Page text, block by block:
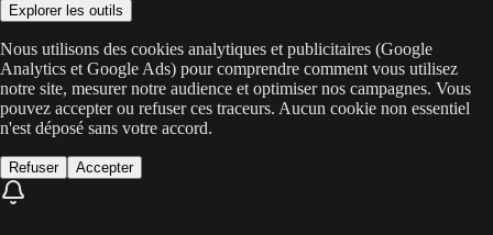
Explorer les outils
Nous utilisons des cookies analytiques et publicitaires (Google
Analytics et Google Ads) pour comprendre comment vous utilisez
notre site, mesurer notre audience et optimiser nos campagnes. Vous
pouvez accepter ou refuser ces traceurs. Aucun cookie non essentiel
n'est déposé sans votre accord.
Refuser Accepter